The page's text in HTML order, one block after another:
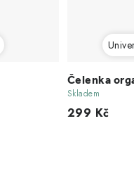
Čelenka
Skladem
299 Kč